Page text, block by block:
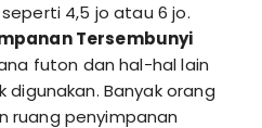
4,5 jo atau 6 jo.
Tersembunyi
futon dan hal-hal lain
Banyak orang
ruang penyimpanan